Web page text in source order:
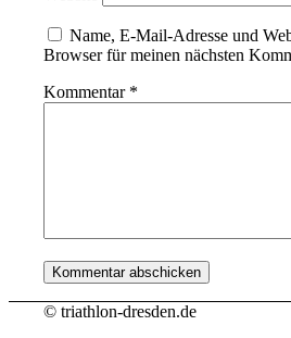
Name, E-Mail-Adresse und
Browser für meinen nächsten
Kommentar *
© triathlon-dresden.de